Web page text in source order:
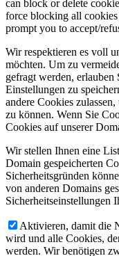
can block or delete
force blocking all
prompt you to accept/
Wir respektieren es voll
möchten. Um zu
gefragt werden,
Einstellungen zu
andere Cookies
zu können. Wenn Sie
Cookies auf unserer
Wir stellen Ihnen eine
Domain gespeicherten
Sicherheitsgründen
von anderen Domains
Sicherheitseinstellungen
Aktivieren, damit die
wird und alle Cookies,
werden. Wir benötigen